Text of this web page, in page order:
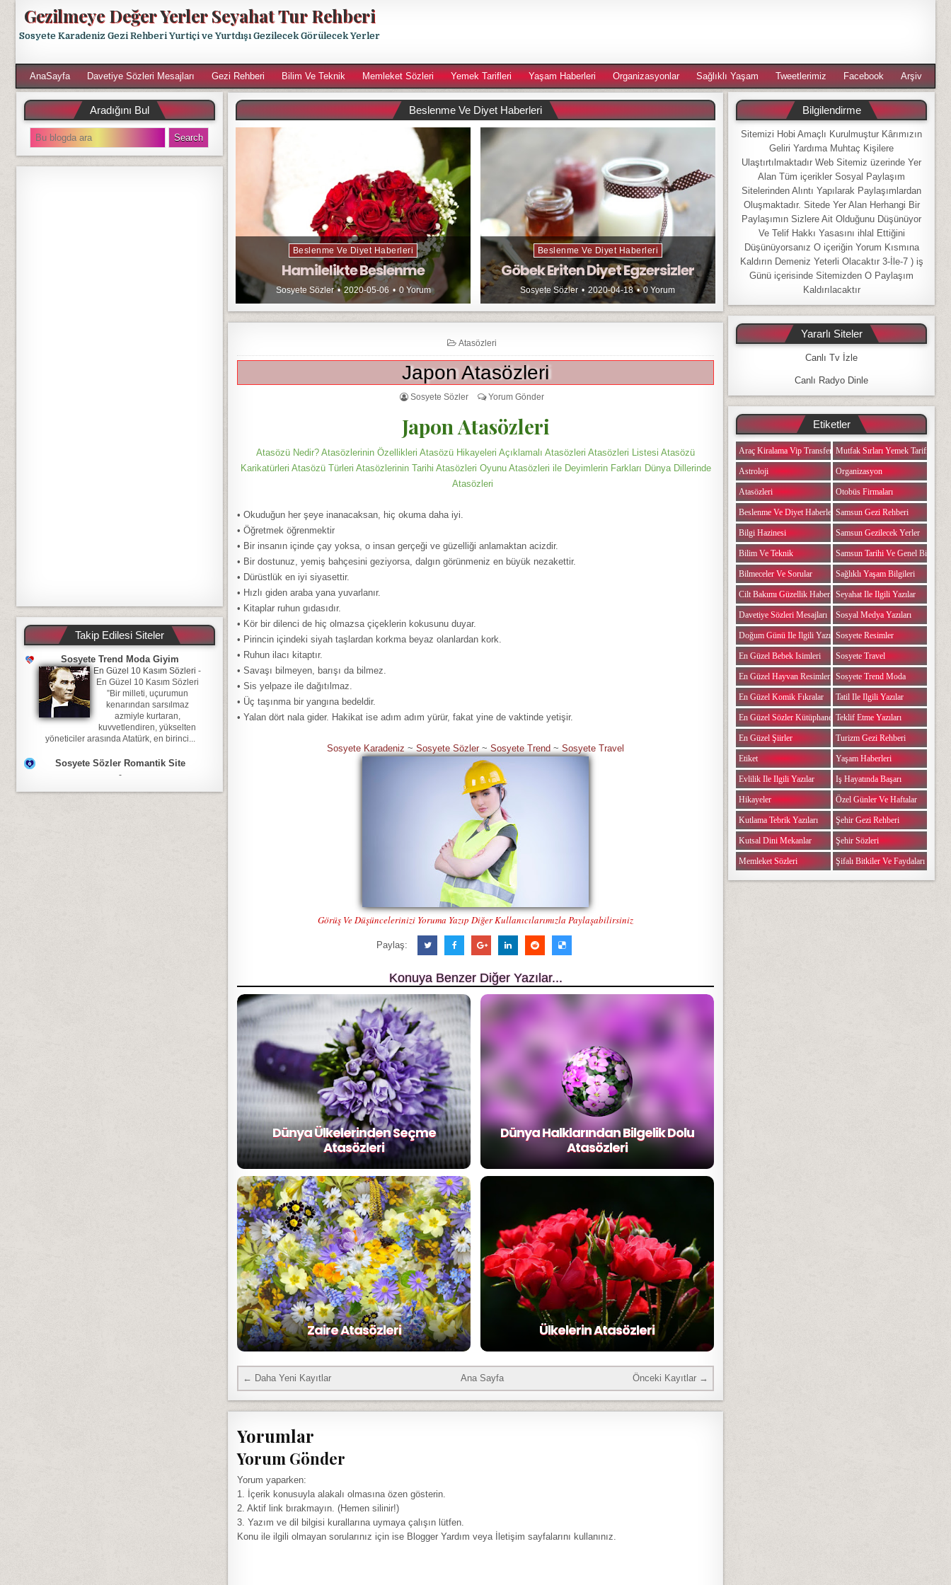
Gezilmeye Değer Yerler Seyahat Tur Rehberi
Sosyete Karadeniz Gezi Rehberi Yurtiçi ve Yurtdışı Gezilecek Görülecek Yerler
AnaSayfa Davetiye Sözleri Mesajları Gezi Rehberi Bilim Ve Teknik Memleket Sözleri Yemek Tarifleri Yaşam Haberleri Organizasyonlar Sağlıklı Yaşam Tweetlerimiz Facebook Arşiv
Beslenme Ve Diyet Haberleri
Beslenme Ve Diyet Haberleri
Hamilelikte Beslenme
Sosyete Sözler 2020-05-06 0 Yorum
Beslenme Ve Diyet Haberleri
Göbek Eriten Diyet Egzersizler
Sosyete Sözler 2020-04-18 0 Yorum
Atasözleri
Japon Atasözleri
Sosyete Sözler Yorum Gönder
Japon Atasözleri
Atasözü Nedir? Atasözlerinin Özellikleri Atasözü Hikayeleri Açıklamalı Atasözleri Atasözleri Listesi Atasözü
Karikatürleri Atasözü Türleri Atasözlerinin Tarihi Atasözleri Oyunu Atasözleri ile Deyimlerin Farkları Dünya Dillerinde
Atasözleri
• Okuduğun her şeye inanacaksan, hiç okuma daha iyi.
• Öğretmek öğrenmektir
• Bir insanın içinde çay yoksa, o insan gerçeği ve güzelliği anlamaktan acizdir.
• Bir dostunuz, yemiş bahçesini geziyorsa, dalgın görünmeniz en büyük nezakettir.
• Dürüstlük en iyi siyasettir.
• Hızlı giden araba yana yuvarlanır.
• Kitaplar ruhun gıdasıdır.
• Kör bir dilenci de hiç olmazsa çiçeklerin kokusunu duyar.
• Pirincin içindeki siyah taşlardan korkma beyaz olanlardan kork.
• Ruhun ilacı kitaptır.
• Savaşı bilmeyen, barışı da bilmez.
• Sis yelpaze ile dağıtılmaz.
• Üç taşınma bir yangına bedeldir.
• Yalan dört nala gider. Hakikat ise adım adım yürür, fakat yine de vaktinde yetişir.
Sosyete Karadeniz ~ Sosyete Sözler ~ Sosyete Trend ~ Sosyete Travel
Görüş Ve Düşüncelerinizi Yoruma Yazıp Diğer Kullanıcılarımızla Paylaşabilirsiniz
Paylaş:
Konuya Benzer Diğer Yazılar...
Dünya Ülkelerinden Seçme
Atasözleri
Dünya Halklarından Bilgelik Dolu
Atasözleri
Zaire Atasözleri Ülkelerin Atasözleri
← Daha Yeni Kayıtlar Önceki Kayıtlar →
Ana Sayfa
Yorumlar
Yorum Gönder
Yorum yaparken:
1. İçerik konusuyla alakalı olmasına özen gösterin.
2. Aktif link bırakmayın. (Hemen silinir!)
3. Yazım ve dil bilgisi kurallarına uymaya çalışın lütfen.
Konu ile ilgili olmayan sorularınız için ise Blogger Yardım veya İletişim sayfalarını kullanınız.
Aradığını Bul
S
e
Takip Edilesi Siteler
Sosyete Trend Moda Giyim
En Güzel 10 Kasım Sözleri -
En Güzel 10 Kasım Sözleri
”Bir milleti, uçurumun
kenarından sarsılmaz
azmiyle kurtaran,
kuvvetlendiren, yükselten
yöneticiler arasında Atatürk, en birinci...
Sosyete Sözler Romantik Site
-
Bilgilendirme
Sitemizi Hobi Amaçlı Kurulmuştur Kârımızın
Geliri Yardıma Muhtaç Kişilere
Ulaştırtılmaktadır Web Sitemiz üzerinde Yer
Alan Tüm içerikler Sosyal Paylaşım
Sitelerinden Alıntı Yapılarak Paylaşımlardan
Oluşmaktadır. Sitede Yer Alan Herhangi Bir
Paylaşımın Sizlere Ait Olduğunu Düşünüyor
Ve Telif Hakkı Yasasını ihlal Ettiğini
Düşünüyorsanız O içeriğin Yorum Kısmına
Kaldırın Demeniz Yeterli Olacaktır 3-İle-7 ) iş
Günü içerisinde Sitemizden O Paylaşım
Kaldırılacaktır
Yararlı Siteler
Canlı Tv İzle
Canlı Radyo Dinle
Etiketler
Araç Kiralama Vip Transfer
Astroloji
Atasözleri
Beslenme Ve Diyet Haberleri
Bilgi Hazinesi
Bilim Ve Teknik
Bilmeceler Ve Sorular
Cilt Bakımı Güzellik Haberleri
Davetiye Sözleri Mesajları
Doğum Günü Ile Ilgili Yazılar
En Güzel Bebek Isimleri
En Güzel Hayvan Resimleri
En Güzel Komik Fıkralar
En Güzel Sözler Kütüphanesi
En Güzel Şiirler
Etiket
Evlilik Ile Ilgili Yazılar
Hikayeler
Kutlama Tebrik Yazıları
Kutsal Dini Mekanlar
Memleket Sözleri
Mutfak Sırları Yemek Tarifi
Organizasyon
Otobüs Firmaları
Samsun Gezi Rehberi
Samsun Gezilecek Yerler
Samsun Tarihi Ve Genel Bilgiler
Sağlıklı Yaşam Bilgileri
Seyahat Ile Ilgili Yazılar
Sosyal Medya Yazıları
Sosyete Resimler
Sosyete Travel
Sosyete Trend Moda
Tatil Ile Ilgili Yazılar
Teklif Etme Yazıları
Turizm Gezi Rehberi
Yaşam Haberleri
Iş Hayatında Başarı
Özel Günler Ve Haftalar
Şehir Gezi Rehberi
Şehir Sözleri
Şifalı Bitkiler Ve Faydaları